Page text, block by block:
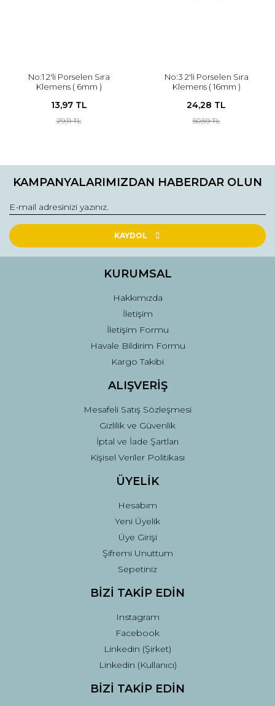
No:1 2'li Porselen Sıra
Klemens ( 6mm )
13,97 TL
29,11 TL
No:3 2'li Porselen Sıra
Klemens ( 16mm )
24,28 TL
50,59 TL
KAMPANYALARIMIZDAN HABERDAR OLUN
KAYDOL
KURUMSAL
Hakkımızda
İletişim
İletişim Formu
Havale Bildirim Formu
Kargo Takibi
ALIŞVERİŞ
Mesafeli Satış Sözleşmesi
Gizlilik ve Güvenlik
İptal ve İade Şartları
Kişisel Veriler Politikası
ÜYELİK
Hesabım
Yeni Üyelik
Üye Girişi
Şifremi Unuttum
Sepetiniz
BİZİ TAKİP EDİN
Instagram
Facebook
Linkedin (Şirket)
Linkedin (Kullanıcı)
BİZİ TAKİP EDİN